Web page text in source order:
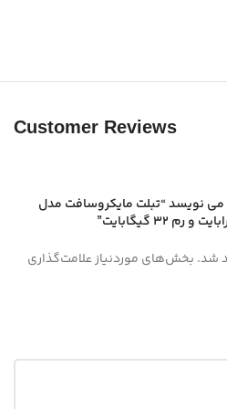
Customer Reviews
نویسد “تبلت مایکروسافت مدل
شد. بخش‌های موردنیاز علامت‌گذاری